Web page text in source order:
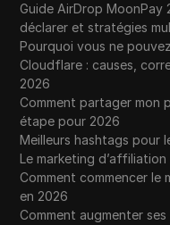
Guide AirDrop MoonPay
déclarer et stratégies
Pourquoi vous ne
Cloudflare : causes,
2026
Comment partager mon
étape pour 2026
Meilleurs hashtags pour
Le marketing
Comment commencer le
en 2026
Comment augmenter